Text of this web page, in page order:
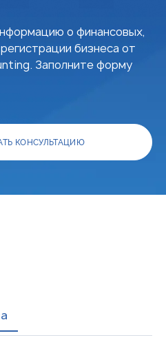
о финансовых,
бизнеса от
Заполните форму
КОНСУЛЬТАЦИЮ